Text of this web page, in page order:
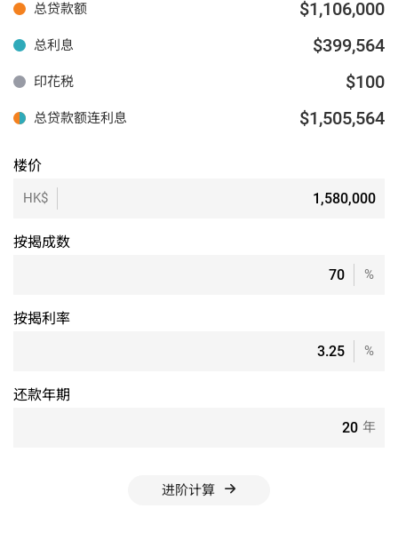
总贷款额 $1,106,000
总利息 $399,564
印花税 $100
总贷款额连利息 $1,505,564
楼价
HK$
按揭成数
%
按揭利率
%
还款年期
年
进阶计算